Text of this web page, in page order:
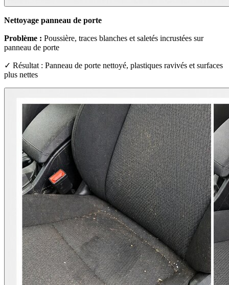
Nettoyage panneau de porte
Problème : Poussière, traces blanches et saletés incrustées sur
panneau de porte
✓ Résultat : Panneau de porte nettoyé, plastiques ravivés et surfaces
plus nettes